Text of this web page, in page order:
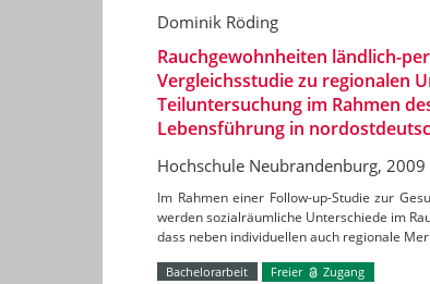
Dominik Röding
Rauchgewohnheiten ländlich-
Vergleichsstudie zu regionalen
Teiluntersuchung im Rahmen
Lebensführung in
Hochschule Neubrandenburg, 2009
Im Rahmen einer Follow-up-Studie zur
werden sozialräumliche Unterschiede im
dass neben individuellen auch regionale
Bachelorarbeit Freier Zugang